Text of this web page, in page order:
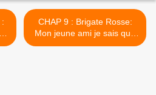
CHAP 9 : Brigate Rosse:
Mon jeune ami je sais que
vous n’êtes pas maçon